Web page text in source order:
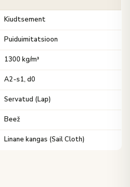
Kiudtsement
Puiduimitatsioon
1300 kg/m³
A2-s1, d0
Servatud (Lap)
Beež
Linane kangas (Sail Cloth)